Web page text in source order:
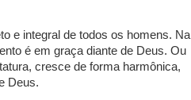
e integral de todos os homens. Na
é em graça diante de Deus. Ou
cresce de forma harmônica,
Deus.